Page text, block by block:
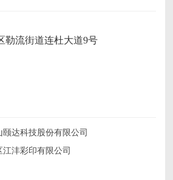
勒流街道连杜大道9号
颐达科技股份有限公司
沣彩印有限公司